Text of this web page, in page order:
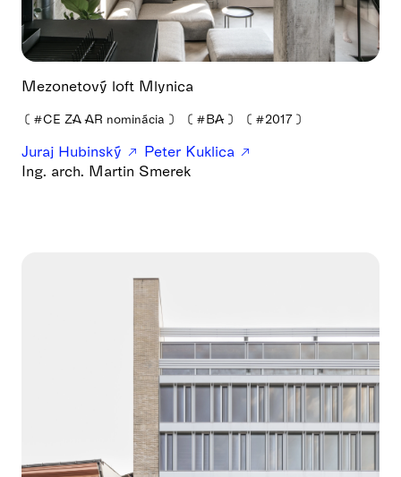
Mezonetový loft Mlynica
❪ #CE ZA AR nominácia ❫ ❪ #BA ❫ ❪ #2017 ❫
Juraj Hubinský
Peter Kuklica
Ing. arch. Martin Smerek